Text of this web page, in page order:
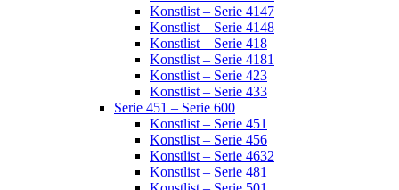
Konstlist – Serie 4147
Konstlist – Serie 4148
Konstlist – Serie 418
Konstlist – Serie 4181
Konstlist – Serie 423
Konstlist – Serie 433
Serie 451 – Serie 600
Konstlist – Serie 451
Konstlist – Serie 456
Konstlist – Serie 4632
Konstlist – Serie 481